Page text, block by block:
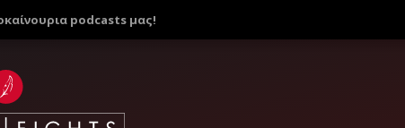
podcasts μας!